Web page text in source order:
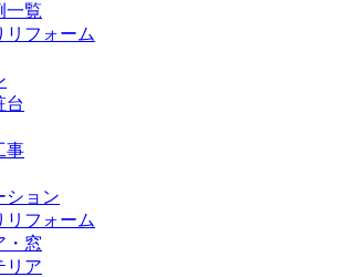
一覧
リフォーム
台
事
ション
リフォーム
・窓
リア